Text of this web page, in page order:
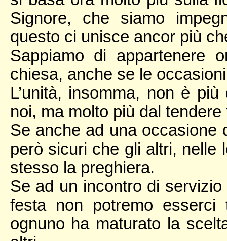
Signore, che siamo
questo ci unisce ancor più
Sappiamo di appartenere
chiesa, anche se le
L’unità, insomma, non è
noi, ma molto più dal
Se anche ad una occasione
però sicuri che gli altri, nelle
stesso la preghiera.
Se ad un incontro di
festa non potremo
ognuno ha maturato la